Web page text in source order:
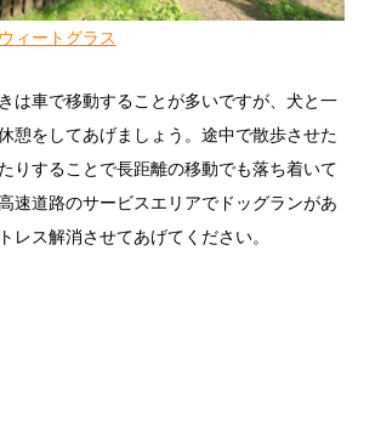
ィートグラス
は車で移動することが多いですが、犬と一
憩をしてあげましょう。途中で散歩させた
りすることで長距離の移動でも落ち着いて
速道路のサービスエリアでドッグランがあ
レス解消させてあげてください。